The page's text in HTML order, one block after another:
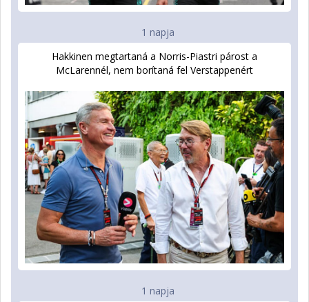
1 napja
Hakkinen megtartaná a Norris-Piastri párost a
McLarennél, nem borítaná fel Verstappenért
1 napja